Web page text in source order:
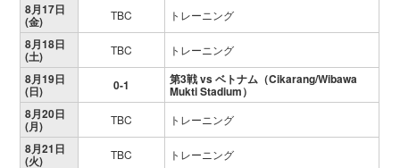
8月17日
(金) TBC トレーニング
8月18日
(土) TBC トレーニング
8月19日
(日) 0-1 第3戦 vs ベトナム（Cikarang/Wibawa
Mukti Stadium）
8月20日
(月) TBC トレーニング
8月21日
(火) TBC トレーニング